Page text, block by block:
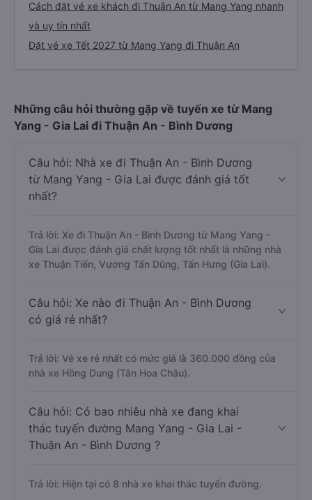
Cách đặt vé xe khách đi Thuận An từ Mang Yang nhanh
và uy tín nhất
Đặt vé xe Tết 2027 từ Mang Yang đi Thuận An
Những câu hỏi thường gặp về tuyến xe từ Mang
Yang - Gia Lai đi Thuận An - Bình Dương
Câu hỏi: Nhà xe đi Thuận An - Bình Dương
từ Mang Yang - Gia Lai được đánh giá tốt
nhất?
Trả lời: Xe đi Thuận An - Bình Dương từ Mang Yang -
Gia Lai được đánh giá chất lượng tốt nhất là những nhà
xe Thuận Tiến, Vương Tấn Dũng, Tấn Hưng (Gia Lai).
Câu hỏi: Xe nào đi Thuận An - Bình Dương
có giá rẻ nhất?
Trả lời: Vé xe rẻ nhất có mức giá là 360.000 đồng của
nhà xe Hồng Dung (Tân Hoa Châu).
Câu hỏi: Có bao nhiêu nhà xe đang khai
thác tuyến đường Mang Yang - Gia Lai -
Thuận An - Bình Dương ?
Trả lời: Hiện tại có 8 nhà xe khai thác tuyến đường.